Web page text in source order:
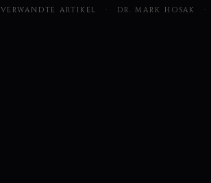
VERWANDTE ARTIKEL · DR. MARK HOSAK ·